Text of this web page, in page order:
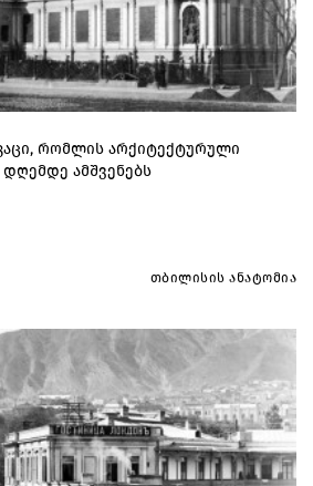
რომლის არქიტექტურული
ამშვენებს
თბილისის ანატომია